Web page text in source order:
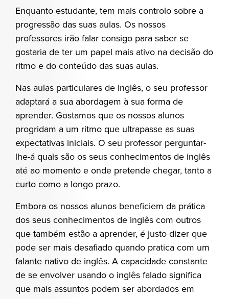
Enquanto estudante, tem mais controlo sobre a
progressão das suas aulas. Os nossos
professores irão falar consigo para saber se
gostaria de ter um papel mais ativo na decisão do
ritmo e do conteúdo das suas aulas.
Nas aulas particulares de inglês, o seu professor
adaptará a sua abordagem à sua forma de
aprender. Gostamos que os nossos alunos
progridam a um ritmo que ultrapasse as suas
expectativas iniciais. O seu professor perguntar-
lhe-á quais são os seus conhecimentos de inglês
até ao momento e onde pretende chegar, tanto a
curto como a longo prazo.
Embora os nossos alunos beneficiem da prática
dos seus conhecimentos de inglês com outros
que também estão a aprender, é justo dizer que
pode ser mais desafiado quando pratica com um
falante nativo de inglês. A capacidade constante
de se envolver usando o inglês falado significa
que mais assuntos podem ser abordados em